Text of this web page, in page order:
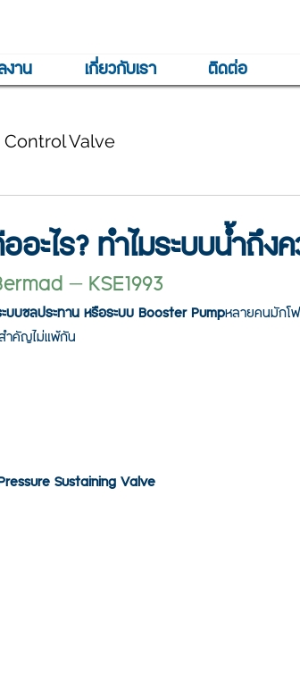
งาน เกี่ยวกับเรา ติดต่อ
Control Valve
ะไร? ทำไมระบบน้ำถึง
– KSE1993
บบชลประทาน หรือระบบ Booster Pumpหลายคนมักโ
ำคัญไม่แพ้กัน
Sustaining Valve